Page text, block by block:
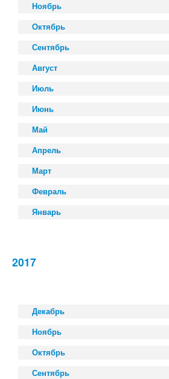
Ноябрь
Октябрь
Сентябрь
Август
Июль
Июнь
Май
Апрель
Март
Февраль
Январь
2017
Декабрь
Ноябрь
Октябрь
Сентябрь